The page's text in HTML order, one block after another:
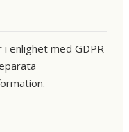
enlighet med GDPR